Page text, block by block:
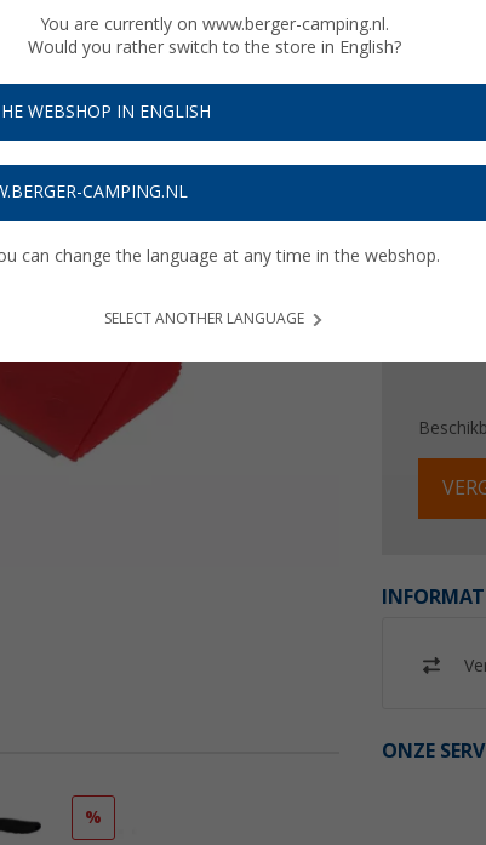
€
ONZE
%
You are currently on www.berger-camping.nl.
Would you rather switch to the store in English?
WEBSHOP IN ENGLISH
CAMPING.NL
can change the language at any time in the webshop.
SELECT ANOTHER LANGUAGE